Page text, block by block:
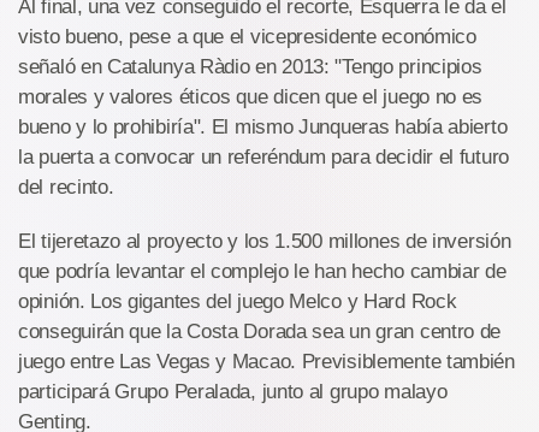
Al final, una vez conseguido el recorte, Esquerra le da el
visto bueno, pese a que el vicepresidente económico
señaló en Catalunya Ràdio en 2013: "Tengo principios
morales y valores éticos que dicen que el juego no es
bueno y lo prohibiría". El mismo Junqueras había abierto
la puerta a convocar un referéndum para decidir el futuro
del recinto.
El tijeretazo al proyecto y los 1.500 millones de inversión
que podría levantar el complejo le han hecho cambiar de
opinión. Los gigantes del juego Melco y Hard Rock
conseguirán que la Costa Dorada sea un gran centro de
juego entre Las Vegas y Macao. Previsiblemente también
participará Grupo Peralada, junto al grupo malayo
Genting.